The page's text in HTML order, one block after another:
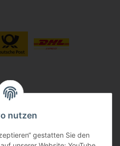
nutzen
gestatten Sie den